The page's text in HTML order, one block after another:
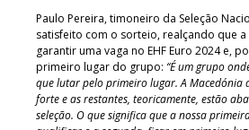
Paulo Pereira, timoneiro da Seleção
satisfeito com o sorteio, realçando que
garantir uma vaga no EHF Euro 2024 e,
primeiro lugar do grupo: “É um grupo
que lutar pelo primeiro lugar. A Macedónia
forte e as restantes, teoricamente, estão
seleção. O que significa que a nossa